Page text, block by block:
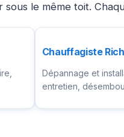
le même toit.
Chauffagiste
Dépannage et
entretien,